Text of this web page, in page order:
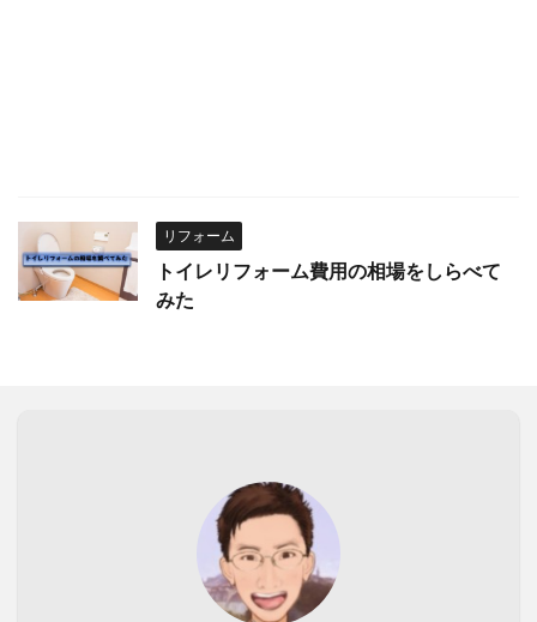
リフォーム
トイレリフォーム費用の相場をしらべて
みた